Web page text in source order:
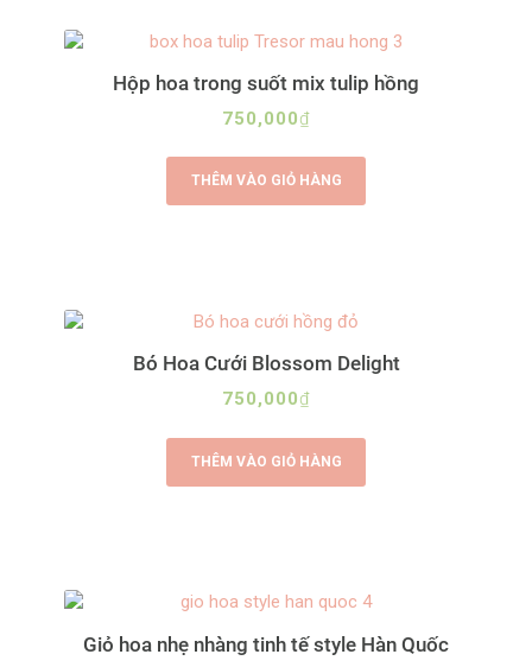
n
Hộp hoa trong suốt mix tulip hồng
750,000₫
THÊM VÀO GIỎ HÀNG
Bó Hoa Cưới Blossom Delight
750,000₫
THÊM VÀO GIỎ HÀNG
Giỏ hoa nhẹ nhàng tinh tế style Hàn Quốc